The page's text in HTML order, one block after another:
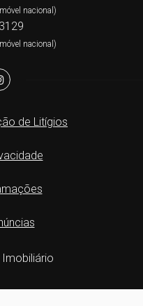
nacional)
nacional)
de Litígios
Imobiliário